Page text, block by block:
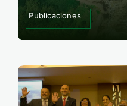
Publicaciones